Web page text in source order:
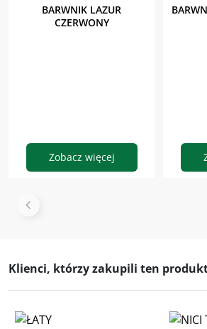
BARWNIK LAZUR
CZERWONY
Zobacz więcej
Klienci, którzy zakupili ten